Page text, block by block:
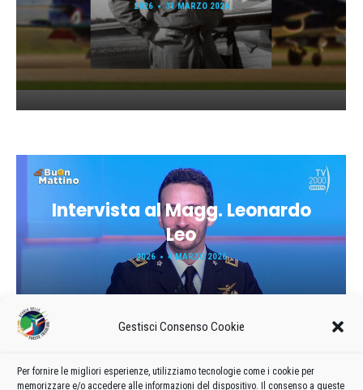
Gestisci Consenso Cookie
Per fornire le migliori esperienze, utilizziamo tecnologie come i cookie per
memorizzare e/o accedere alle informazioni del dispositivo. Il consenso a queste
2026 31 MARZO 2026
Intervista al Magg. Leonardo
Leo
2026 4 MARZO 2026